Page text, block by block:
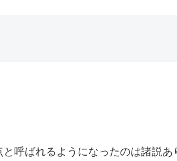
呼ばれるようになったのは諸説あ